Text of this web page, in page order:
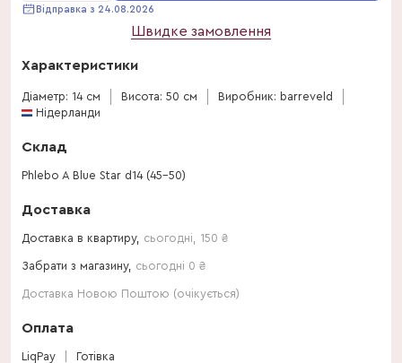
Відправка з 24.08.2026
Швидке замовлення
Характеристики
Діаметр: 14 см Висота: 50 см
Виробник: barreveld
Нідерланди
Склад
Phlebo A Blue Star d14 (45-50)
Доставка
Доставка в квартиру, сьогодні 150 ₴
Забрати з магазину, сьогодні 0 ₴
Доставка Новою Поштою (очікується)
Оплата
LiqPay Готівка